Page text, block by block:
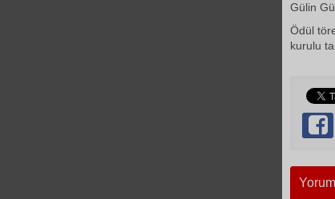
Gülin
Ödül
kurulu